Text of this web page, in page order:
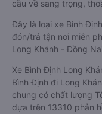
cầu về sang trọng,
Đây là loại xe Bình
đón/trả tận nơi miễn
Long Khánh - Đồng
Xe Bình Định Long
Bình Định đi Long
chung có chất lượng
dựa trên 13310 phản